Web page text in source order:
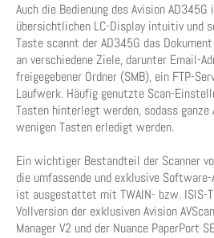
Auch die Bedienung des Avision
übersichtlichen LC-Display intuitiv und
Taste scannt der AD345G das
an verschiedene Ziele, darunter Email-
freigegebener Ordner (SMB), ein FTP-
Laufwerk. Häufig genutzte Scan-
Tasten hinterlegt werden, sodass
wenigen Tasten erledigt werden.
Ein wichtiger Bestandteil der Scanner
die umfassende und exklusive
ist ausgestattet mit TWAIN- bzw. ISIS-
Vollversion der exklusiven Avision
Manager V2 und der Nuance PaperPort